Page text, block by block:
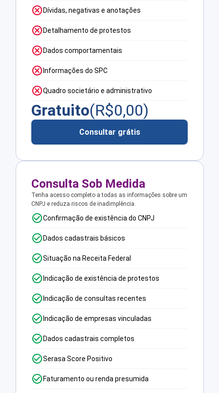
Dívidas, negativas e anotações
Detalhamento de protestos
Dados comportamentais
Informações do SPC
Quadro societário e administrativo
Gratuito(R$0,00)
Consultar grátis
Consulta Sob Medida
Tenha acesso completo a todas as informações sobre um
CNPJ e reduza riscos de inadimplência.
Confirmação de existência do CNPJ
Dados cadastrais básicos
Situação na Receita Federal
Indicação de existência de protestos
Indicação de consultas recentes
Indicação de empresas vinculadas
Dados cadastrais completos
Serasa Score Positivo
Faturamento ou renda presumida